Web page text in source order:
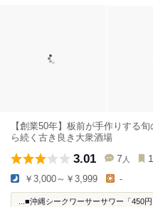
【創業50年】板前が手作りする
ら続く古き良き大衆酒場
3.01 7 人
￥3,000～￥3,999 -
...■沖縄シークワーサーサワー「450円